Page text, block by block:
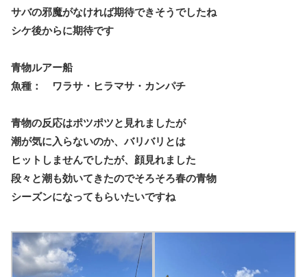
サバの邪魔がなければ期待できそうでしたね
シケ後からに期待です
青物ルアー船
魚種： ワラサ・ヒラマサ・カンパチ
青物の反応はポツポツと見れましたが
潮が気に入らないのか、バリバリとは
ヒットしませんでしたが、顔見れました
段々と潮も効いてきたのでそろそろ春の青物
シーズンになってもらいたいですね